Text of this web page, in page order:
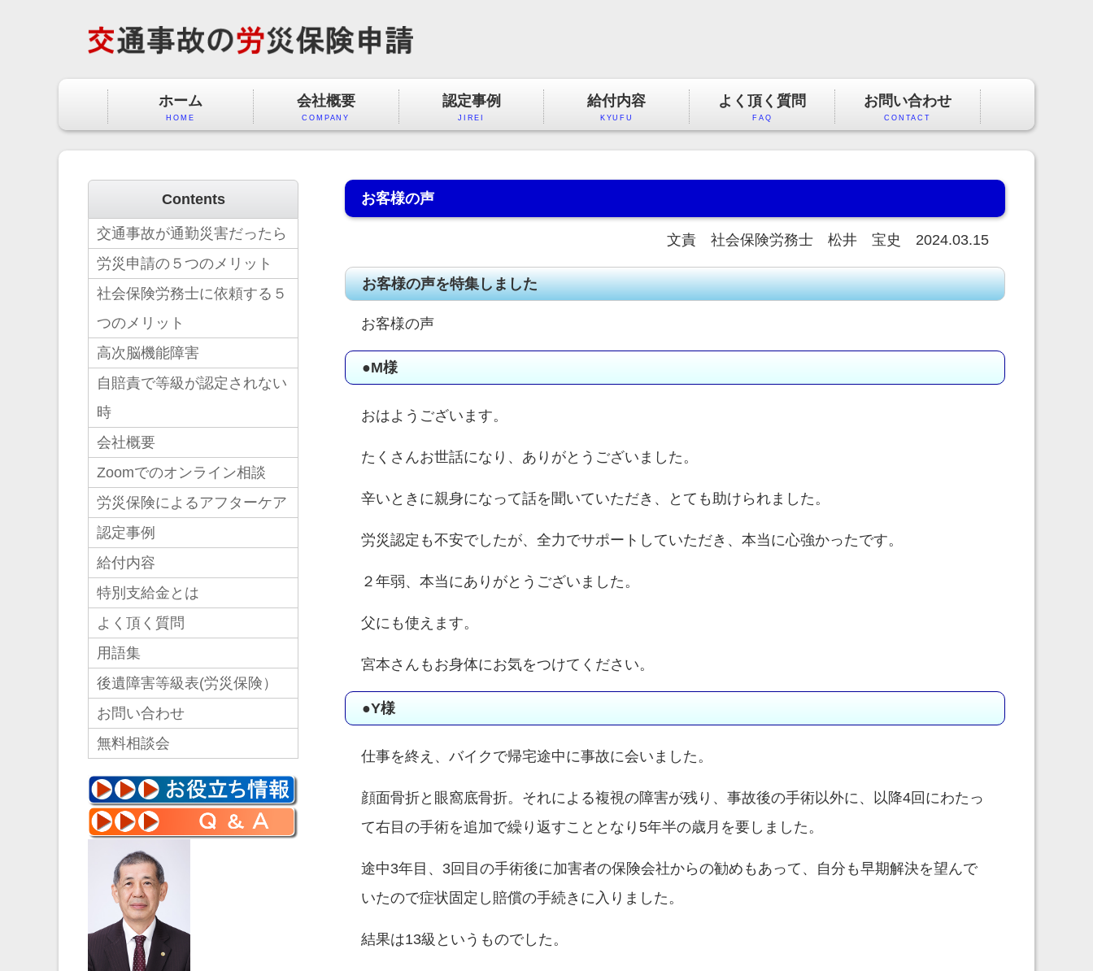
ホーム
HOME
会社概要
COMPANY
認定事例
JIREI
給付内容
KYUFU
よく頂く質問
FAQ
お問い合わせ
CONTACT
お客様の声
文責 社会保険労務士 松井 宝史 2024.03.15
お客様の声を特集しました
お客様の声
●M様
おはようございます。
たくさんお世話になり、ありがとうございました。
辛いときに親身になって話を聞いていただき、とても助けられました。
労災認定も不安でしたが、全力でサポートしていただき、本当に心強かったです。
２年弱、本当にありがとうございました。
父にも使えます。
宮本さんもお身体にお気をつけてください。
●Y様
仕事を終え、バイクで帰宅途中に事故に会いました。
顔面骨折と眼窩底骨折。それによる複視の障害が残り、事故後の手術以外に、以降4回にわたっ
て右目の手術を追加で繰り返すこととなり5年半の歳月を要しました。
途中3年目、3回目の手術後に加害者の保険会社からの勧めもあって、自分も早期解決を望んで
いたので症状固定し賠償の手続きに入りました。
結果は13級というものでした。
Contents
交通事故が通勤災害だったら
労災申請の５つのメリット
社会保険労務士に依頼する５
つのメリット
高次脳機能障害
自賠責で等級が認定されない
時
会社概要
Zoomでのオンライン相談
労災保険によるアフターケア
認定事例
給付内容
特別支給金とは
よく頂く質問
用語集
後遺障害等級表(労災保険）
お問い合わせ
無料相談会